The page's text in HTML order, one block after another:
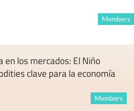
Members
en los mercados: El Niño
clave para la economía
Members